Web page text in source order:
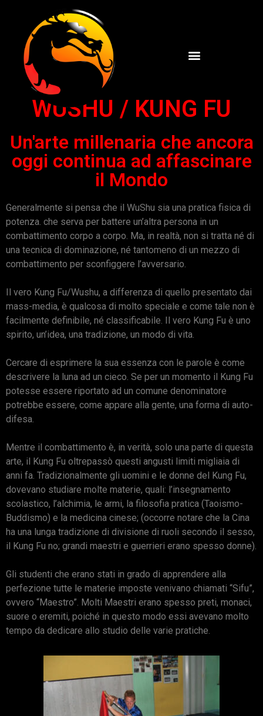
WUSHU / KUNG FU
Un'arte millenaria che ancora
oggi continua ad affascinare
il Mondo
Generalmente si pensa che il WuShu sia una pratica fisica di
potenza. che serva per battere un’altra persona in un
combattimento corpo a corpo. Ma, in realtà, non si tratta né di
una tecnica di dominazione, né tantomeno di un mezzo di
combattimento per sconfiggere l’avversario.
Il vero Kung Fu/Wushu, a differenza di quello presentato dai
mass-media, è qualcosa di molto speciale e come tale non è
facilmente definibile, né classificabile. Il vero Kung Fu è uno
spirito, un’idea, una tradizione, un modo di vita.
Cercare di esprimere la sua essenza con le parole è come
descrivere la luna ad un cieco. Se per un momento il Kung Fu
potesse essere riportato ad un comune denominatore
potrebbe essere, come appare alla gente, una forma di auto-
difesa.
Mentre il combattimento è, in verità, solo una parte di questa
arte, il Kung Fu oltrepassò questi angusti limiti migliaia di
anni fa. Tradizionalmente gli uomini e le donne del Kung Fu,
dovevano studiare molte materie, quali: l’insegnamento
scolastico, l’alchimia, le armi, la filosofia pratica (Taoismo-
Buddismo) e la medicina cinese; (occorre notare che la Cina
ha una lunga tradizione di divisione di ruoli secondo il sesso,
il Kung Fu no; grandi maestri e guerrieri erano spesso donne).
Gli studenti che erano stati in grado di apprendere alla
perfezione tutte le materie imposte venivano chiamati “Sifu”,
ovvero “Maestro”. Molti Maestri erano spesso preti, monaci,
suore o eremiti, poiché in questo modo essi avevano molto
tempo da dedicare allo studio delle varie pratiche.